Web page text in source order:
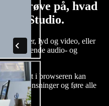
på, hvad
Studio.
lyd og video, eller
imponerende audio- og
i browseren kan
begrænsninger og føre alle